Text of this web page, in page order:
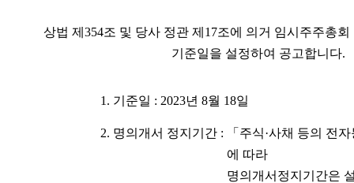
상법 제 354조 및 당사 정관 제 17조에 의거 임시주주총
기준일을 설정하여 공고합니다.
1. 기준일 : 2023년 8월 18일
2. 명의개서 정지기간 :
「주식·사채 등의 전
에 따라
명의개서정지기간은